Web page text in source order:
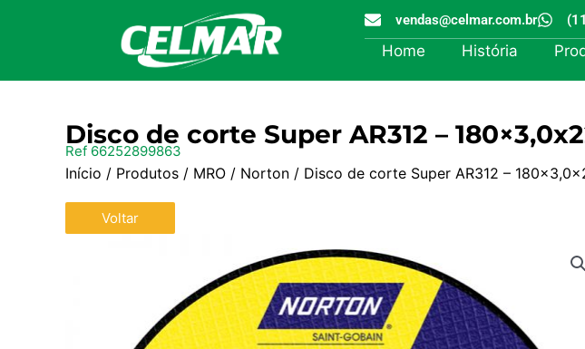
vendas@celmar.com.br
Home História
Disco de corte Super AR312 –
Ref 66252899863
Início / Produtos / MRO / Norton / Disco de corte Super AR312 –
Voltar